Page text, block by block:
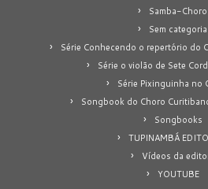
Samba-Choro
Sem categoria
Série Conhecendo o repertório do
Série o violão de Sete
Série Pixinguinha no
Songbook do Choro
Songbooks
TUPINAMBÁ
Vídeos da
YOUTUBE